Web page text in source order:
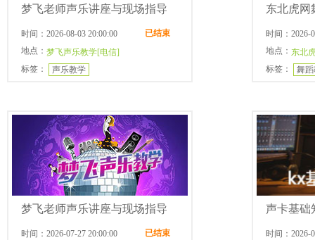
梦飞老师声乐讲座与现场指导
时间：2026-08-03 20:00:00
地点： 梦飞声乐教学[电信]
标签：
声乐教学
已结束
东北虎网
时间：2026-
地点： 东北
标签：
舞
梦飞老师声乐讲座与现场指导
时间：2026-07-27 20:00:00
已结束
声卡基础
时间：2026-